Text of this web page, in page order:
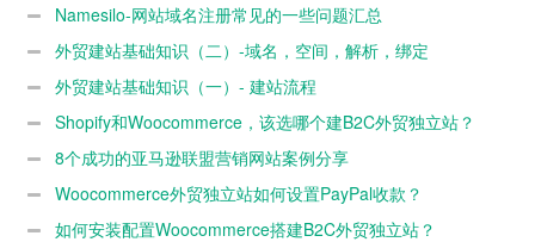
Namesilo-网站域名注册常见的一些问题汇总
外贸建站基础知识（二）-域名，空间，解析，绑定
外贸建站基础知识（一）- 建站流程
Shopify和Woocommerce，该选哪个建B2C外贸独立站？
8个成功的亚马逊联盟营销网站案例分享
Woocommerce外贸独立站如何设置PayPal收款？
如何安装配置Woocommerce搭建B2C外贸独立站？